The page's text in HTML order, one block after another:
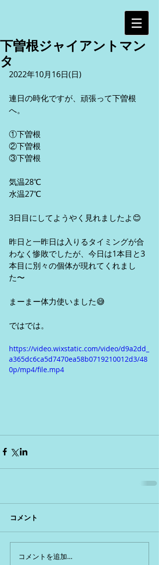
下曽根ジャイアントマン
タ
2022年10月16日(日)
連日の時化ですが、頑張って下曽根
へ。
①下曽根
②下曽根
③下曽根
気温28℃
水温27℃
3日目にしてようやく見れましたよ😊
昨日と一昨日は入りるタイミングが合
わなく惨敗でしたが、今日は1本目と3
本目に別々の個体が現れてくれまし
た〜
まーまー体力使いました😅
ではでは。
https://video.wixstatic.com/video/d9a2dd_
a365dc6ca5d7470ea58b0719210012d3/48
0p/mp4/file.mp4
コメント
コメントを追加…